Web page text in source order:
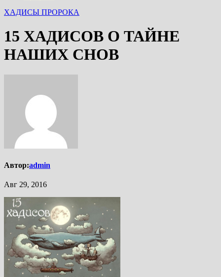
ХАДИСЫ ПРОРОКА
15 ХАДИСОВ О ТАЙНЕ
НАШИХ СНОВ
Автор:admin
Авг 29, 2016